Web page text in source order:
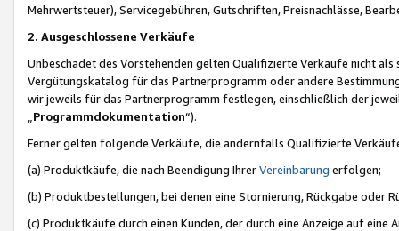
Mehrwertsteuer), Servicegebühren, Gutschriften, Preisnachlässe,
2. Ausgeschlossene Verkäufe
Unbeschadet des Vorstehenden gelten Qualifizierte Verkäufe nicht
Vergütungskatalog für das Partnerprogramm oder andere
wir jeweils für das Partnerprogramm festlegen, einschließlich der
Programmdokumentation“).
Ferner gelten folgende Verkäufe, die andernfalls Qualifizierte
(a) Produktkäufe, die nach Beendigung IhrerVereinbarung erfolgen;
(b) Produktbestellungen, bei denen eine Stornierung, Rückgabe oder
(c) Produktkäufe durch einen Kunden, der durch eine Anzeige auf